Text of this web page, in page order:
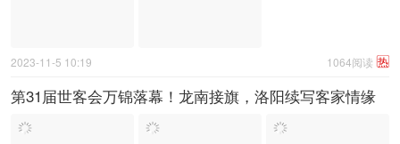
热
1064阅读
2023-11-5 10:19
第31届世客会万锦落幕！龙南接旗，洛阳续写客家情缘